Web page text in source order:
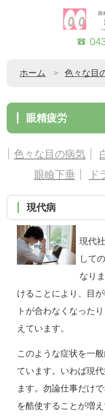
ホーム 色々な目
眼精疲労
色々な目の病気
眼瞼下垂
ド
現代病
現代
して
なり
けることにより、目
トが合わなくなった
えています。
このような症状を一
ています。いわば現
ます。勿論仕事だけ
を酷使することが増